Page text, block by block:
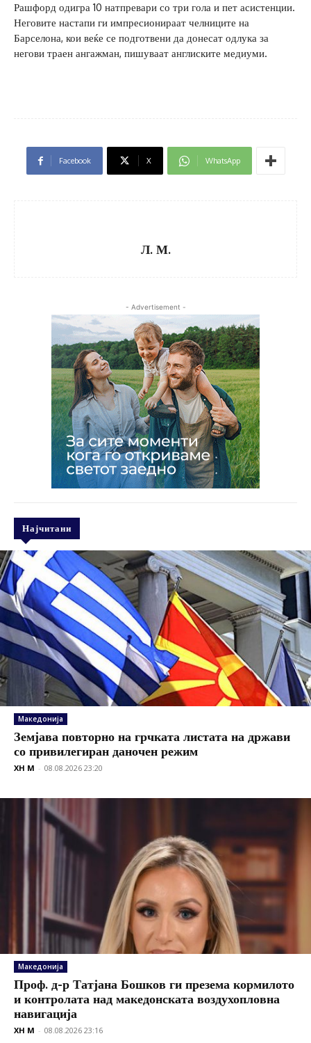
Рашфорд одигра 10 натпревари со три гола и пет асистенции.
Неговите настапи ги импресионираат челниците на
Барселона, кои веќе се подготвени да донесат одлука за
негови траен ангажман, пишуваат англиските медиуми.
Facebook X WhatsApp
Л. М.
- Advertisement -
Најчитани
Македонија
Земјава повторно на грчката листата на држави
со привилегиран даночен режим
XH M - 08.08.2026 23:20
Македонија
Проф. д-р Татјана Бошков ги презема кормилото
и контролата над македонската воздухопловна
навигација
XH M - 08.08.2026 23:16